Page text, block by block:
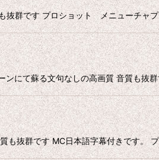
抜群です プロショット メニューチ
ンにて蘇る文句なしの高画質 音質も
も抜群です MC日本語字幕付きです